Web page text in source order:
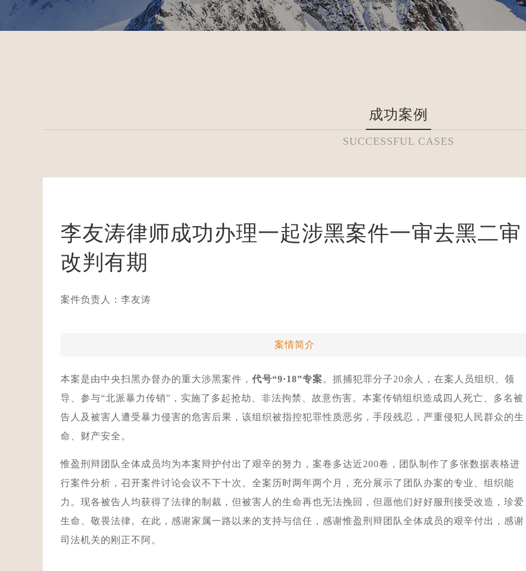
成功案例
SUCCESSFUL CASES
李友涛律师成功办理一起涉黑案件一审去黑二审
改判有期
案件负责人：李友涛
案情简介
本案是由中央扫黑办督办的重大涉黑案件， 代号“9·18”专案。抓捕犯罪分子20余人，在案人员组织、领
导、参与“北派暴力传销”，实施了多起抢劫、非法拘禁、故意伤害。本案传销组织造成四人死亡、多名被
告人及被害人遭受暴力侵害的危害后果，该组织被指控犯罪性质恶劣，手段残忍，严重侵犯人民群众的生
命、财产安全。
惟盈刑辩团队全体成员均为本案辩护付出了艰辛的努力，案卷多达近200卷，团队制作了多张数据表格进
行案件分析，召开案件讨论会议不下十次。全案历时两年两个月，充分展示了团队办案的专业、组织能
力。现各被告人均获得了法律的制裁，但被害人的生命再也无法挽回，但愿他们好好服刑接受改造，珍爱
生命、敬畏法律。在此，感谢家属一路以来的支持与信任，感谢惟盈刑辩团队全体成员的艰辛付出，感谢
司法机关的刚正不阿。